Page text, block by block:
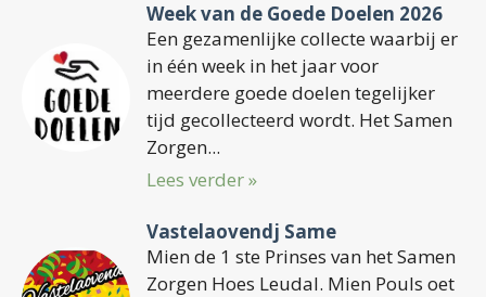
Week van de Goede Doelen 2026
Een gezamenlijke collecte waarbij er
in één week in het jaar voor
meerdere goede doelen tegelijker
tijd gecollecteerd wordt. Het Samen
Zorgen...
Lees verder »
Vastelaovendj Same
Mien de 1 ste Prinses van het Samen
Zorgen Hoes Leudal. Mien Pouls oet